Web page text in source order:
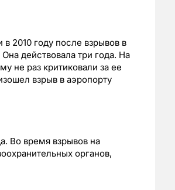
2010 году после взрывов в
действовала три года. На
не раз критиковали за ее
взрыв в аэропорту
Во время взрывов на
органов,